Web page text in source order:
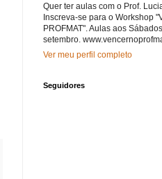
Quer ter aulas com o Prof.
Inscreva-se para o Workshop
PROFMAT". Aulas aos
setembro.
Ver meu perfil completo
Seguidores